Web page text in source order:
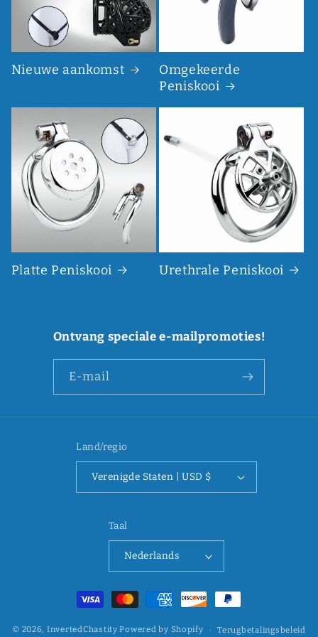
Nieuwe aankomst
Omgekeerde
Peniskooi
Platte Peniskooi Urethrale Peniskooi
Ontvang speciale e-mailpromoties!
E‑mail
Land/regio
Verenigde Staten | USD $
Taal
Nederlands
Betaalmethoden
© 2026, InvertedChastity Powered by Shopify Terugbetalingsbeleid